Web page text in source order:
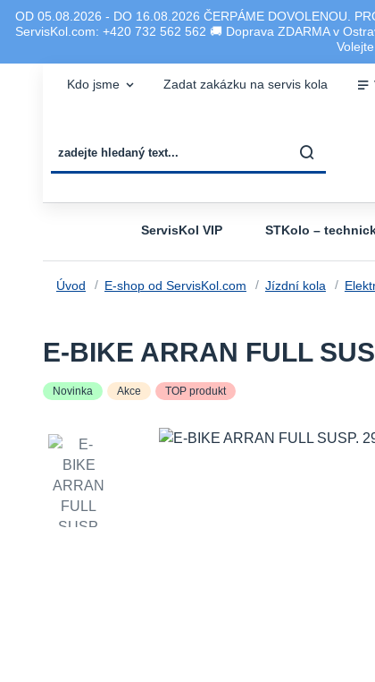
OD 05.08.2026 - DO 16.08.2026 ČERPÁME DOVOLENOU.
ServisKol.com: +420 732 562 562 🚚 Doprava ZDARMA v
Kdo jsme Zadat zakázku na servis kola
ServisKol VIP STKolo –
Úvod E-shop od ServisKol.com Jízdní kola
E-BIKE ARRAN FULL
Novinka Akce TOP produkt